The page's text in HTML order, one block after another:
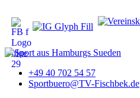
+49 40 702 54 57
Sportbuero@TV-Fischbek.de